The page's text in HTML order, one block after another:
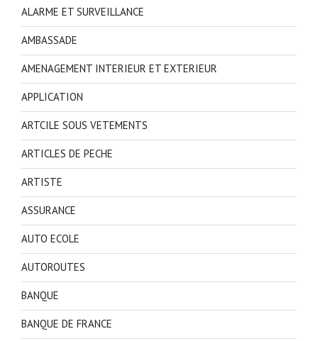
ALARME ET SURVEILLANCE
AMBASSADE
AMENAGEMENT INTERIEUR ET EXTERIEUR
APPLICATION
ARTCILE SOUS VETEMENTS
ARTICLES DE PECHE
ARTISTE
ASSURANCE
AUTO ECOLE
AUTOROUTES
BANQUE
BANQUE DE FRANCE